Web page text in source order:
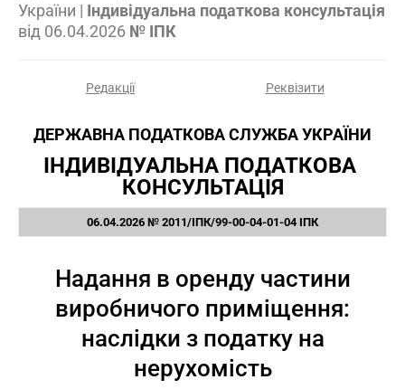
України | Індивідуальна податкова консультація
від 06.04.2026 № ІПК
Редакції Реквізити
ДЕРЖАВНА ПОДАТКОВА СЛУЖБА УКРАЇНИ
ІНДИВІДУАЛЬНА ПОДАТКОВА
КОНСУЛЬТАЦІЯ
06.04.2026 № 2011/ІПК/99-00-04-01-04 ІПК
Надання в оренду частини
виробничого приміщення:
наслідки з податку на
нерухомість